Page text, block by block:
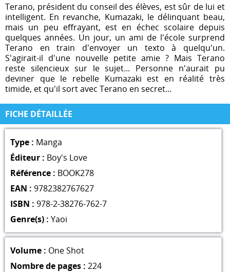
Terano, président du conseil des élèves, est sûr de lui et
intelligent. En revanche, Kumazaki, le délinquant beau,
mais un peu effrayant, est en échec scolaire depuis
quelques années. Un jour, un ami de l'école surprend
Terano en train d'envoyer un texto à quelqu'un.
S'agirait-il d'une nouvelle petite amie ? Mais Terano
reste silencieux sur le sujet... Personne n'aurait pu
deviner que le rebelle Kumazaki est en réalité très
timide, et qu'il sort avec Terano en secret...
FICHE DÉTAILLÉE
Type : Manga
Éditeur : Boy's Love
Référence : BOOK278
EAN : 9782382767627
ISBN : 978-2-38276-762-7
Genre(s) : Yaoi
Volume : One Shot
Nombre de pages : 224